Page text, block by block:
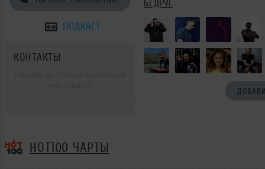
ПОДКАСТ
КОНТАКТЫ
61 ДРУГ
HOT100 ЧАРТЫ